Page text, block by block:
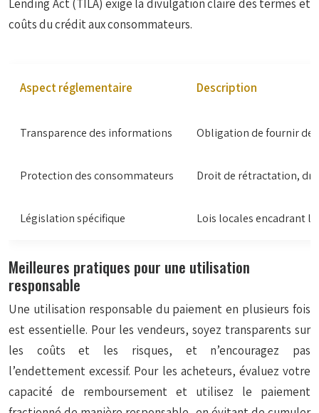
Lending Act (TILA) exige la divulgation claire des termes et
coûts du crédit aux consommateurs.
Aspect réglementaire Description
Transparence des informations Obligation de fournir
Protection des consommateurs Droit de rétractation,
Législation spécifique Lois locales encadrant
Meilleures pratiques pour une utilisation
responsable
Une utilisation responsable du paiement en plusieurs fois
est essentielle. Pour les vendeurs, soyez transparents sur
les coûts et les risques, et n’encouragez pas
l’endettement excessif. Pour les acheteurs, évaluez votre
capacité de remboursement et utilisez le paiement